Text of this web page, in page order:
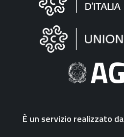
"Fattura
Elettronica"
È un servizio realizzato da